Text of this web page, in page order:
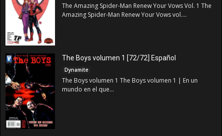
The Amazing Spider-Man Renew Your Vows Vol. 1 The
Amazing Spider-Man Renew Your Vows vol....
The Boys volumen 1 [72/72] Español
Dynamite
The Boys volumen 1 The Boys volumen 1 | En un
mundo en el que...